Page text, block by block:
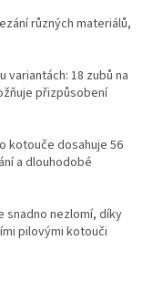
různých materiálů,
variantách: 18 zubů na
přizpůsobení
kotouče dosahuje 56
a dlouhodobé
snadno nezlomí, díky
pilovými kotouči